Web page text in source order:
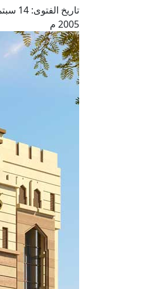
تاريخ الفتوى:
14
2005 م